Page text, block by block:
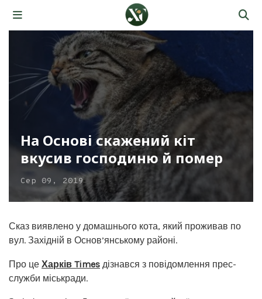
На Основі скажений кіт
вкусив господиню й помер
Сер 09, 2019
Сказ виявлено у домашнього кота, який проживав по
вул. Західній в Основ’янському районі.
Про це Харків Times дізнався з повідомлення прес-
служби міськради.